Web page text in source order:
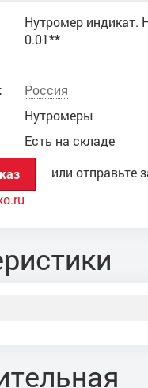
Нутромер индикат.
0.01**
Россия
Нутромеры
Есть на складе
или отправьте